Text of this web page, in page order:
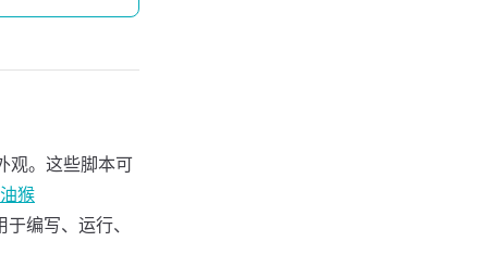
观。这些脚本可
油猴
编写、运行、